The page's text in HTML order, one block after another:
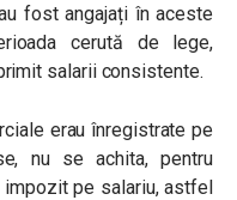
fost angajați în aceste
cerută de lege,
salarii consistente.
erau înregistrate pe
nu se achita, pentru
pe salariu, astfel